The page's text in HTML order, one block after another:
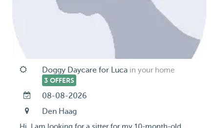
Doggy Daycare for Luca in your home
3 OFFERS
08-08-2026
Den Haag